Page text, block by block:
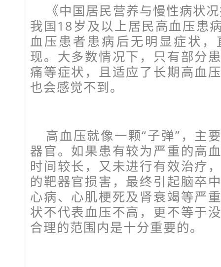
《中国居民营养与慢性病状
我国18岁及以上居民高血压患
血压患者患病后无明显症状
现。大多数情况下，只有部分
痛等症状，且适应了长期高血
也会感觉不到。
高血压就像一颗“子弹”，主
器官。如果患有较为严重的高
时间较长，又未进行有效治疗
的靶器官损害，最终引起脑卒
心病、心肌梗死及肾衰竭等严
状不代表血压不高，更不等于
合理的范围内是十分重要的。